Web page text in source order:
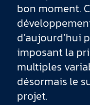
bon moment.
d’aujourd’hui
imposant la
multiples
désormais le
projet.